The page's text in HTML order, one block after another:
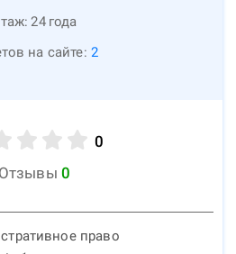
24 года
на сайте: 2
0
Отзывы 0
право